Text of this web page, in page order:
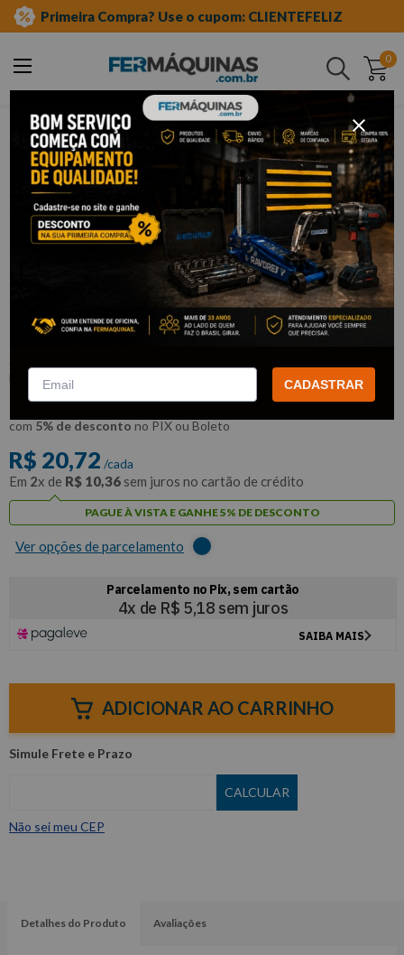
Primeira Compra? Use o cupom: CLIENTEFELIZ
0
Buscar
ferramentas manuais chave combinada
Chave Combinada 11/16” - 3365147
GEDORE RED
GEDORE RED
R$19,68
com 5% de desconto no PIX ou Boleto
R$ 20,72 /cada
Em 2x de R$ 10,36 sem juros no cartão de crédito
PAGUE À VISTA E GANHE 5% DE DESCONTO
Ver opções de parcelamento
ADICIONAR AO CARRINHO
Não sei meu CEP
Detalhes do Produto Avaliações
CADASTRAR